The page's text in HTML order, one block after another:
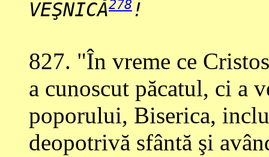
VEŞNICĂ278 !
827. "În vreme ce
a cunoscut păcatul, ci a
poporului, Biserica,
deopotrivă sfântă şi